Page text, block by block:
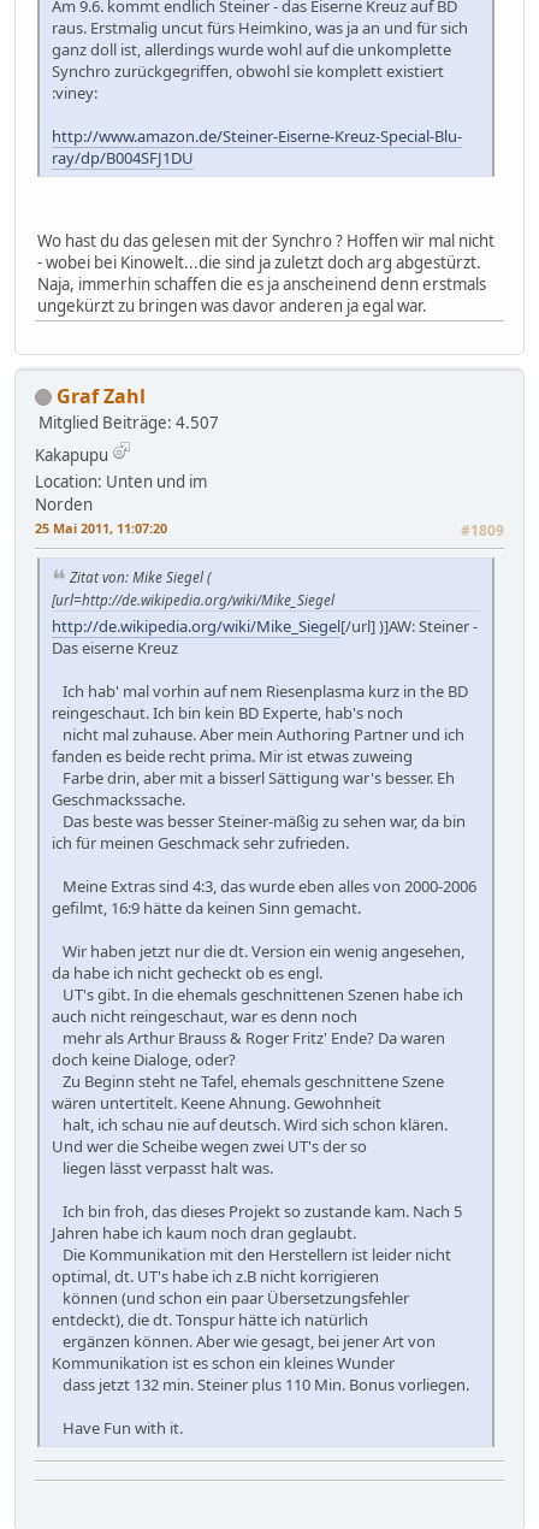
Am 9.6. kommt endlich Steiner - das Eiserne Kreuz auf BD
raus. Erstmalig uncut fürs Heimkino, was ja an und für sich
ganz doll ist, allerdings wurde wohl auf die unkomplette
Synchro zurückgegriffen, obwohl sie komplett existiert
:viney:
http://www.amazon.de/Steiner-Eiserne-Kreuz-Special-Blu-
ray/dp/B004SFJ1DU
Wo hast du das gelesen mit der Synchro ? Hoffen wir mal nicht
- wobei bei Kinowelt...die sind ja zuletzt doch arg abgestürzt.
Naja, immerhin schaffen die es ja anscheinend denn erstmals
ungekürzt zu bringen was davor anderen ja egal war.
Graf Zahl
Mitglied Beiträge: 4.507
Kakapupu
Location: Unten und im
Norden
25 Mai 2011, 11:07:20 #1809
Zitat von: Mike Siegel (
[url=http://de.wikipedia.org/wiki/Mike_Siegel
http://de.wikipedia.org/wiki/Mike_Siegel[/url] )]AW: Steiner -
Das eiserne Kreuz
Ich hab' mal vorhin auf nem Riesenplasma kurz in the BD
reingeschaut. Ich bin kein BD Experte, hab's noch
nicht mal zuhause. Aber mein Authoring Partner und ich
fanden es beide recht prima. Mir ist etwas zuweing
Farbe drin, aber mit a bisserl Sättigung war's besser. Eh
Geschmackssache.
Das beste was besser Steiner-mäßig zu sehen war, da bin
ich für meinen Geschmack sehr zufrieden.
Meine Extras sind 4:3, das wurde eben alles von 2000-2006
gefilmt, 16:9 hätte da keinen Sinn gemacht.
Wir haben jetzt nur die dt. Version ein wenig angesehen,
da habe ich nicht gecheckt ob es engl.
UT's gibt. In die ehemals geschnittenen Szenen habe ich
auch nicht reingeschaut, war es denn noch
mehr als Arthur Brauss & Roger Fritz' Ende? Da waren
doch keine Dialoge, oder?
Zu Beginn steht ne Tafel, ehemals geschnittene Szene
wären untertitelt. Keene Ahnung. Gewohnheit
halt, ich schau nie auf deutsch. Wird sich schon klären.
Und wer die Scheibe wegen zwei UT's der so
liegen lässt verpasst halt was.
Ich bin froh, das dieses Projekt so zustande kam. Nach 5
Jahren habe ich kaum noch dran geglaubt.
Die Kommunikation mit den Herstellern ist leider nicht
optimal, dt. UT's habe ich z.B nicht korrigieren
können (und schon ein paar Übersetzungsfehler
entdeckt), die dt. Tonspur hätte ich natürlich
ergänzen können. Aber wie gesagt, bei jener Art von
Kommunikation ist es schon ein kleines Wunder
dass jetzt 132 min. Steiner plus 110 Min. Bonus vorliegen.
Have Fun with it.